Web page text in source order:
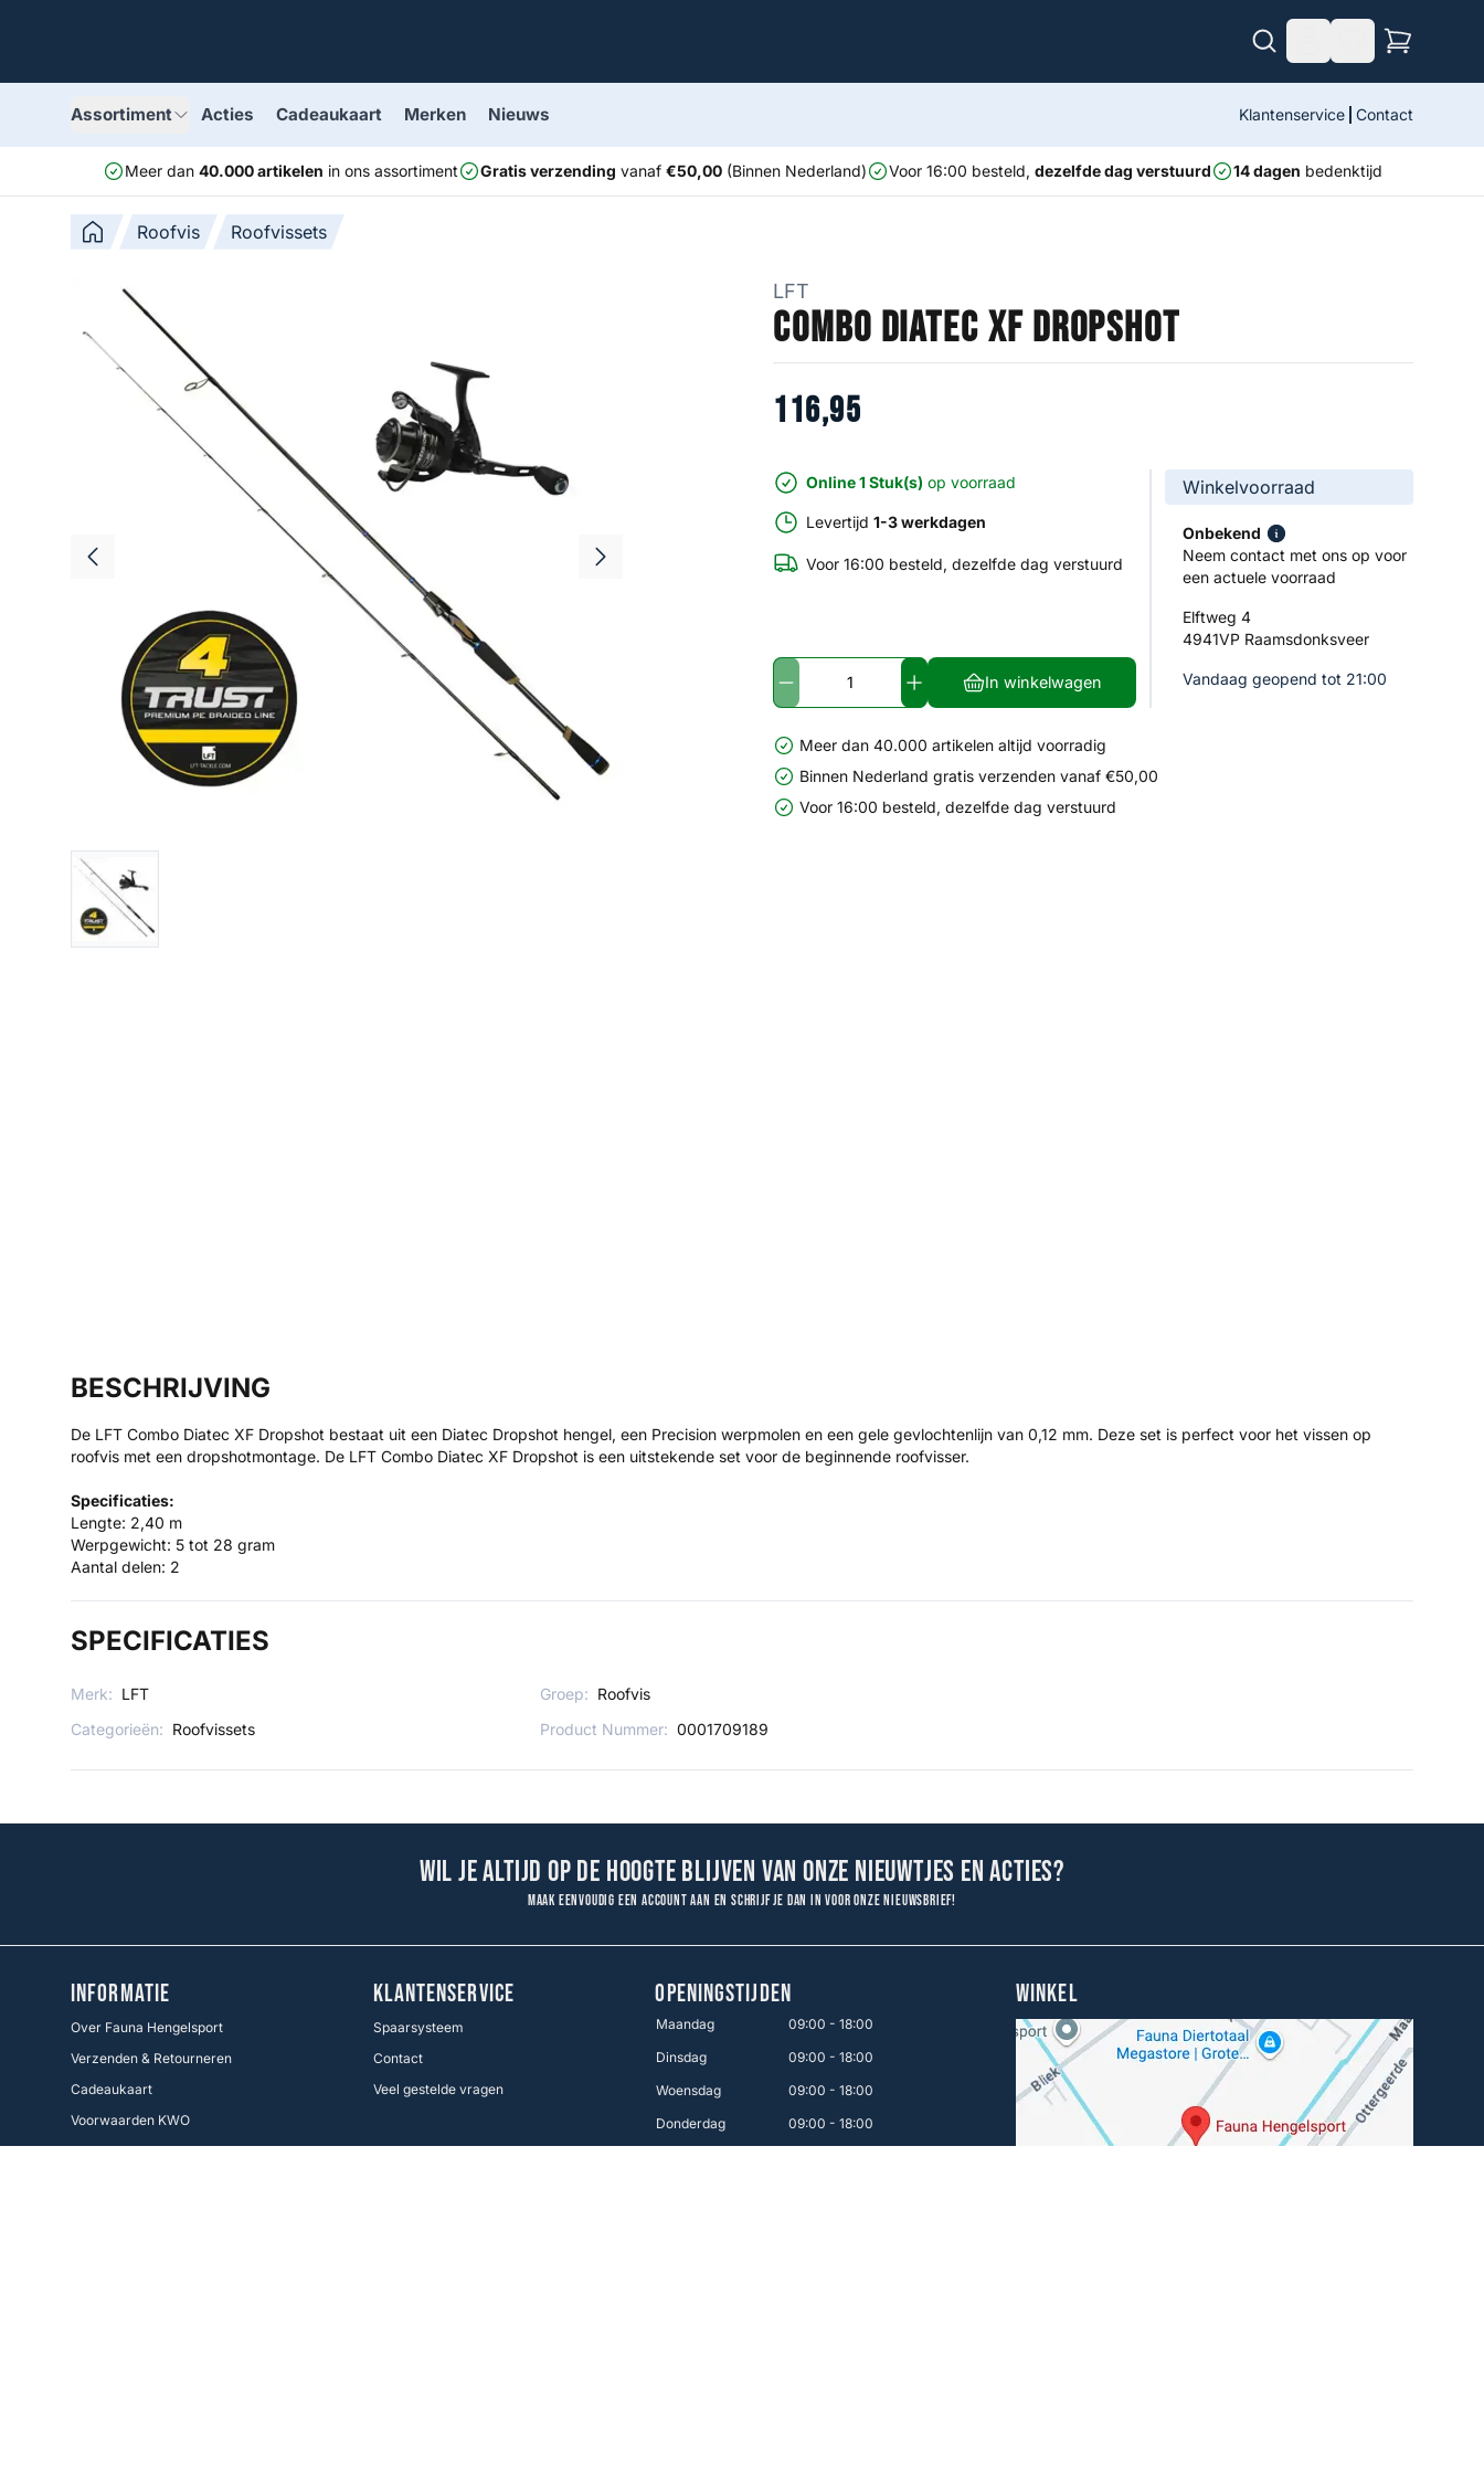
Assortiment Acties Cadeaukaart Merken Nieuws Klantenservice Contact
Meer dan 40.000 artikelen in ons assortiment Gratis verzending vanaf €50,00(Binnen Nederland) Voor 16:00 besteld, dezelfde dag verstuurd 14 dagen bedenktijd
Roofvis Roofvissets
LFT
Combo Diatec XF Dropshot
116,95
Online 1 Stuk(s) op voorraad
Levertijd 1-3 werkdagen
Voor 16:00 besteld, dezelfde dag verstuurd
In winkelwagen
Winkelvoorraad
Onbekend
Neem contact met ons op voor
een actuele voorraad
Elftweg 4
4941VP Raamsdonksveer
Vandaag geopend tot 21:00
Meer dan 40.000 artikelen altijd voorradig
Binnen Nederland gratis verzenden vanaf €50,00
Voor 16:00 besteld, dezelfde dag verstuurd
BESCHRIJVING
De LFT Combo Diatec XF Dropshot bestaat uit een Diatec Dropshot hengel, een Precision werpmolen en een gele gevlochtenlijn van 0,12 mm. Deze set is perfect voor het vissen op
roofvis met een dropshotmontage. De LFT Combo Diatec XF Dropshot is een uitstekende set voor de beginnende roofvisser.
Specificaties:
Lengte: 2,40 m
Werpgewicht: 5 tot 28 gram
Aantal delen: 2
SPECIFICATIES
Merk: LFT Groep: Roofvis
Categorieën: Roofvissets Product Nummer: 0001709189
Wil je altijd op de hoogte blijven van onze nieuwtjes en acties?
Maak eenvoudig een account aan en schrijf je dan in voor onze nieuwsbrief!
INFORMATIE
Over Fauna Hengelsport
Verzenden & Retourneren
Cadeaukaart
Voorwaarden KWO
Betaalmethoden
KLANTENSERVICE
Spaarsysteem
Contact
Veel gestelde vragen
OPENINGSTIJDEN
Maandag
09:00 - 18:00
Dinsdag
09:00 - 18:00
Woensdag
09:00 - 18:00
Donderdag
09:00 - 18:00
WINKEL